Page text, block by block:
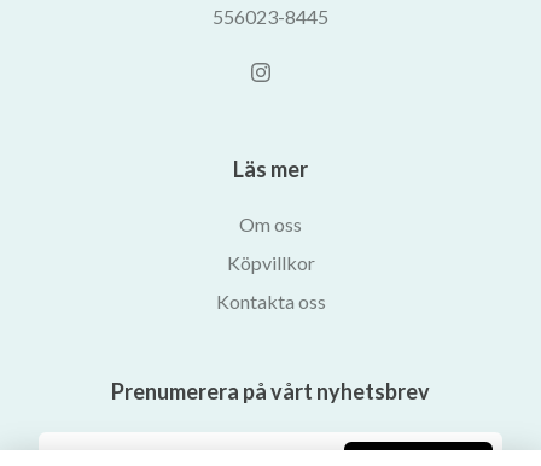
556023-8445
Läs mer
Om oss
Köpvillkor
Kontakta oss
Prenumerera på vårt nyhetsbrev